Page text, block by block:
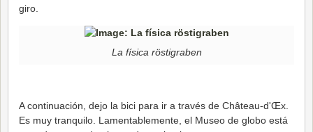
giro.
La física röstigraben
A continuación, dejo la bici para ir a través de Château-d'Œx.
Es muy tranquilo. Lamentablemente, el Museo de globo está